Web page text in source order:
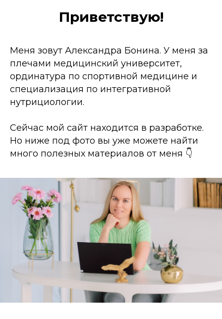
Приветствую!
Меня зовут Александра Бонина. У меня за
плечами медицинский университет,
ординатура по спортивной медицине и
специализация по интегративной
нутрициологии.
Сейчас мой сайт находится в разработке.
Но ниже под фото вы уже можете найти
много полезных материалов от меня 👇